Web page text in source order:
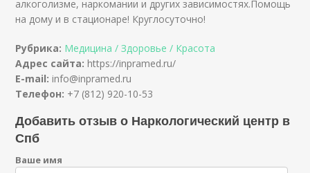
алкоголизме, наркомании и других зависимостях.Помощь
на дому и в стационаре! Круглосуточно!
Рубрика: Медицина / Здоровье / Красота
Адрес сайта: https://inpramed.ru/
E-mail: info@inpramed.ru
Телефон: +7 (812) 920-10-53
Добавить отзыв о Наркологический центр в
Спб
Ваше имя